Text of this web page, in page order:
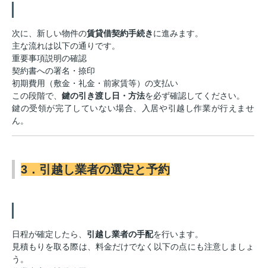
次に、新しい物件の賃貸借契約手続きに進みます。
主な流れは以下の通りです。
重要事項説明の確認
契約書への署名・捺印
初期費用（敷金・礼金・前家賃等）の支払い
この段階で、 鍵の引き渡し日・方法を必ず確認してください。
鍵の受領が完了していない場合、入居や引越し作業が行えませ
ん。
3．引越し業者の選定と予約
日程が確定したら、 引越し業者の手配を行います。
見積もりを取る際は、料金だけでなく以下の点にも注意しましょ
う。